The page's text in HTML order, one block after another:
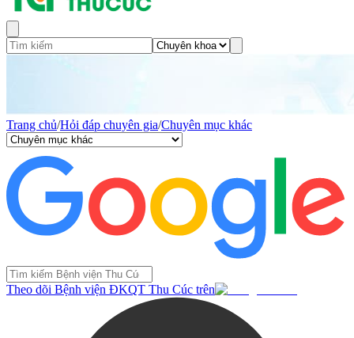
Trang chủ/Hỏi đáp chuyên gia/Chuyên mục khác
Theo dõi Bệnh viện ĐKQT Thu Cúc trên